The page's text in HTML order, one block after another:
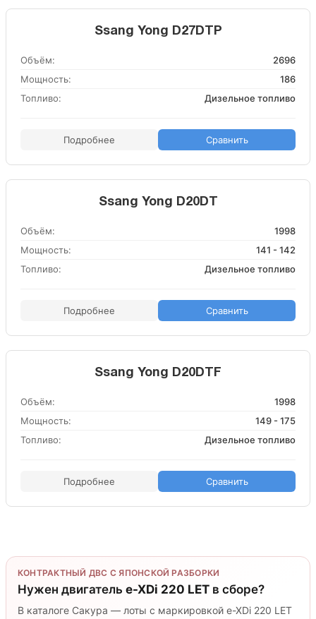
Ssang Yong D27DTP
Объём:
2696
Мощность:
186
Топливо:
Дизельное топливо
Подробнее Сравнить
Ssang Yong D20DT
Объём:
1998
Мощность:
141 - 142
Топливо:
Дизельное топливо
Подробнее Сравнить
Ssang Yong D20DTF
Объём:
1998
Мощность:
149 - 175
Топливо:
Дизельное топливо
Подробнее Сравнить
КОНТРАКТНЫЙ ДВС С ЯПОНСКОЙ РАЗБОРКИ
Нужен двигатель e-XDi 220 LET в сборе?
В каталоге Сакура — лоты с маркировкой e-XDi 220 LET